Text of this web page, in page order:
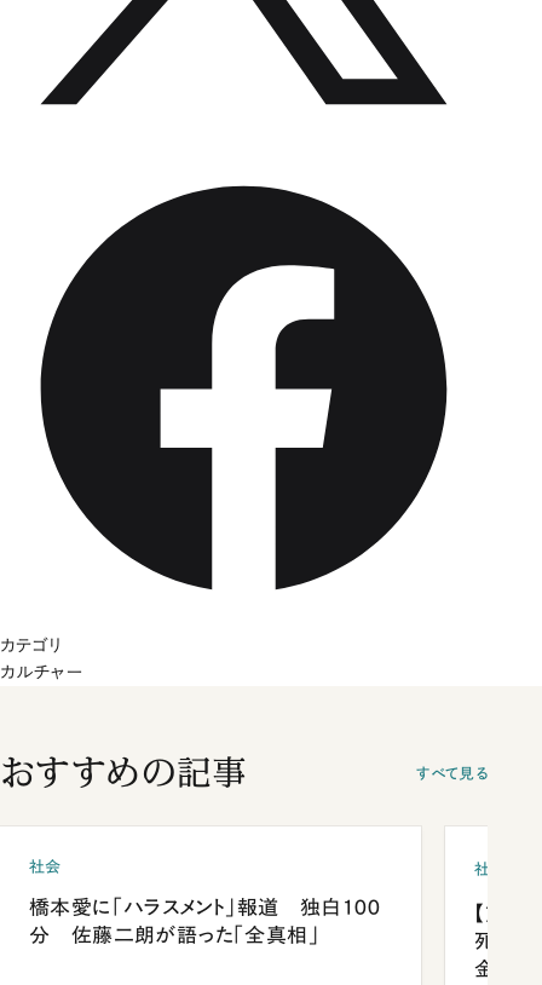
カテゴリ
カルチャー
おすすめの記事 すべて見る
社会
橋本愛に「ハラスメント」報道 独白100
分 佐藤二朗が語った「全真相」
社会
【熊本
死を分
金」